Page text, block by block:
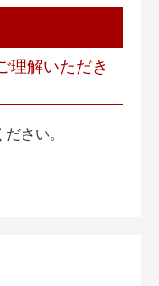
理解いただき
さい。